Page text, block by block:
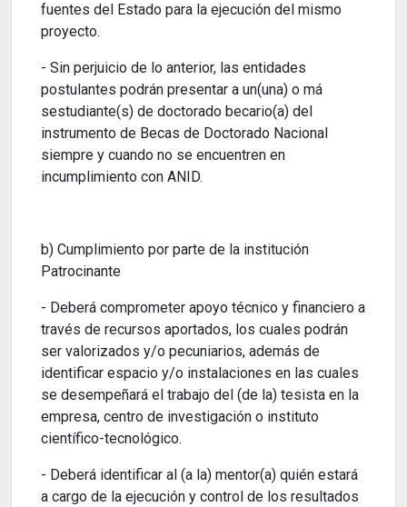
fuentes del Estado para la ejecución del mismo
proyecto.
- Sin perjuicio de lo anterior, las entidades
postulantes podrán presentar a un(una) o má
sestudiante(s) de doctorado becario(a) del
instrumento de Becas de Doctorado Nacional
siempre y cuando no se encuentren en
incumplimiento con ANID.
b) Cumplimiento por parte de la institución
Patrocinante
- Deberá comprometer apoyo técnico y financiero a
través de recursos aportados, los cuales podrán
ser valorizados y/o pecuniarios, además de
identificar espacio y/o instalaciones en las cuales
se desempeñará el trabajo del (de la) tesista en la
empresa, centro de investigación o instituto
científico-tecnológico.
- Deberá identificar al (a la) mentor(a) quién estará
a cargo de la ejecución y control de los resultados